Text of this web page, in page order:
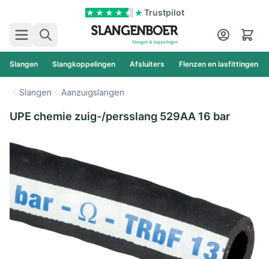
Trustpilot
Zoek
Cart
Slangen Slangkoppelingen Afsluiters Flenzen en lasfittingen
Slangen Aanzuigslangen
UPE chemie zuig-/persslang 529AA 16 bar